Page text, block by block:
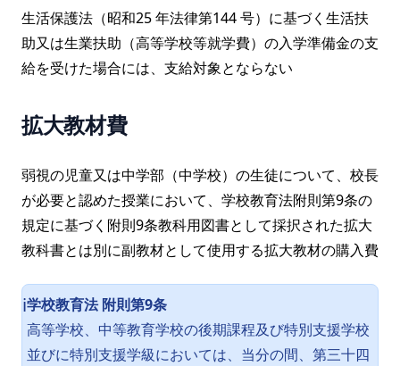
生活保護法（昭和25 年法律第144 号）に基づく生活扶
助又は生業扶助（高等学校等就学費）の入学準備金の支
給を受けた場合には、支給対象とならない
拡大教材費
弱視の児童又は中学部（中学校）の生徒について、校長
が必要と認めた授業において、学校教育法附則第9条の
規定に基づく附則9条教科用図書として採択された拡大
教科書とは別に副教材として使用する拡大教材の購入費
ℹ️学校教育法 附則第9条
高等学校、中等教育学校の後期課程及び特別支援学校
並びに特別支援学級においては、当分の間、第三十四